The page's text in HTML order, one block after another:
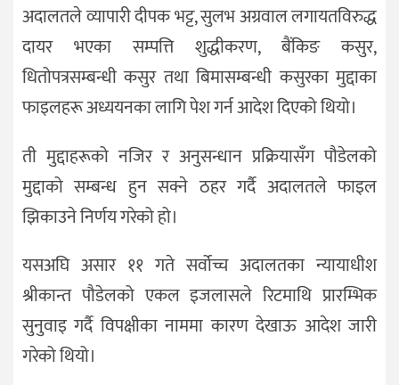
अदालतले व्यापारी दीपक भट्ट, सुलभ अग्रवाल लगायतविरुद्ध
दायर भएका सम्पत्ति शुद्धीकरण, बैंकिङ कसुर,
धितोपत्रसम्बन्धी कसुर तथा बिमासम्बन्धी कसुरका मुद्दाका
फाइलहरू अध्ययनका लागि पेश गर्न आदेश दिएको थियो।
ती मुद्दाहरूको नजिर र अनुसन्धान प्रक्रियासँग पौडेलको
मुद्दाको सम्बन्ध हुन सक्ने ठहर गर्दै अदालतले फाइल
झिकाउने निर्णय गरेको हो।
यसअघि असार ११ गते सर्वोच्च अदालतका न्यायाधीश
श्रीकान्त पौडेलको एकल इजलासले रिटमाथि प्रारम्भिक
सुनुवाइ गर्दै विपक्षीका नाममा कारण देखाऊ आदेश जारी
गरेको थियो।